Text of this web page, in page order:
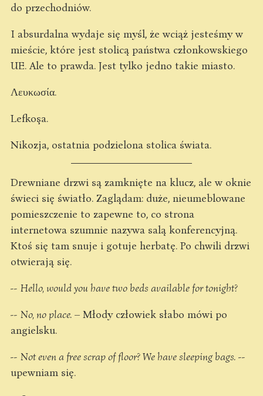
do przechodniów.
I absurdalna wydaje się myśl, że wciąż jesteśmy w
mieście, które jest stolicą państwa członkowskiego
UE. Ale to prawda. Jest tylko jedno takie miasto.
Λευκωσία.
Lefkoşa.
Nikozja, ostatnia podzielona stolica świata.
Drewniane drzwi są zamknięte na klucz, ale w oknie
świeci się światło. Zaglądam: duże, nieumeblowane
pomieszczenie to zapewne to, co strona
internetowa szumnie nazywa salą konferencyjną.
Ktoś się tam snuje i gotuje herbatę. Po chwili drzwi
otwierają się.
-- Hello, would you have two beds available for tonight?
-- No, no place. – Młody człowiek słabo mówi po
angielsku.
-- Not even a free scrap of floor? We have sleeping bags. --
upewniam się.